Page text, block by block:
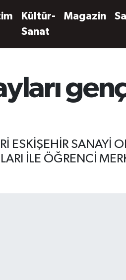
Kültür-
Sanat
Magazin
ESKİŞEHİR SANAYİ
İLE ÖĞRENCİ